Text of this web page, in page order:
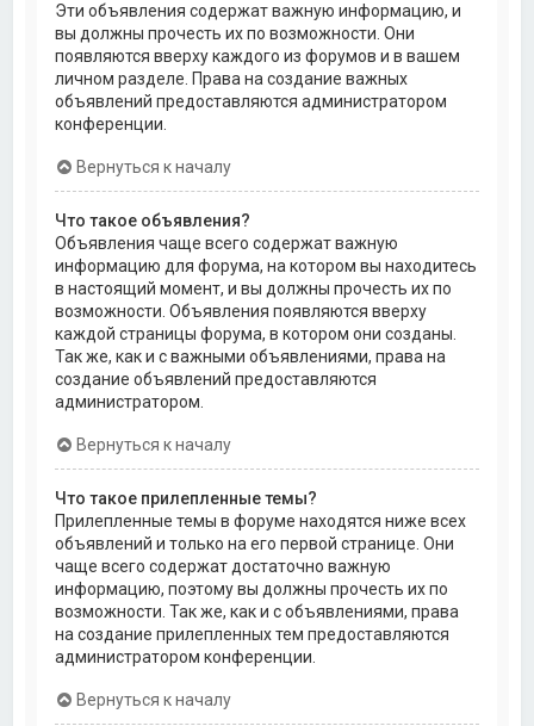
Эти объявления содержат важную информацию, и
вы должны прочесть их по возможности. Они
появляются вверху каждого из форумов и в вашем
личном разделе. Права на создание важных
объявлений предоставляются администратором
конференции.
Вернуться к началу
Что такое объявления?
Объявления чаще всего содержат важную
информацию для форума, на котором вы находитесь
в настоящий момент, и вы должны прочесть их по
возможности. Объявления появляются вверху
каждой страницы форума, в котором они созданы.
Так же, как и с важными объявлениями, права на
создание объявлений предоставляются
администратором.
Вернуться к началу
Что такое прилепленные темы?
Прилепленные темы в форуме находятся ниже всех
объявлений и только на его первой странице. Они
чаще всего содержат достаточно важную
информацию, поэтому вы должны прочесть их по
возможности. Так же, как и с объявлениями, права
на создание прилепленных тем предоставляются
администратором конференции.
Вернуться к началу